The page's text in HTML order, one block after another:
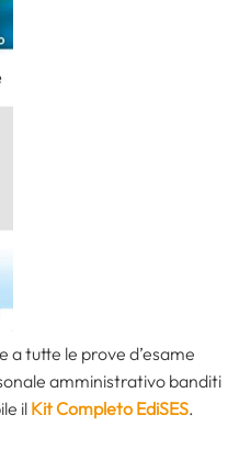
tutte le prove d’esame
amministrativo banditi
il Kit Completo EdiSES.